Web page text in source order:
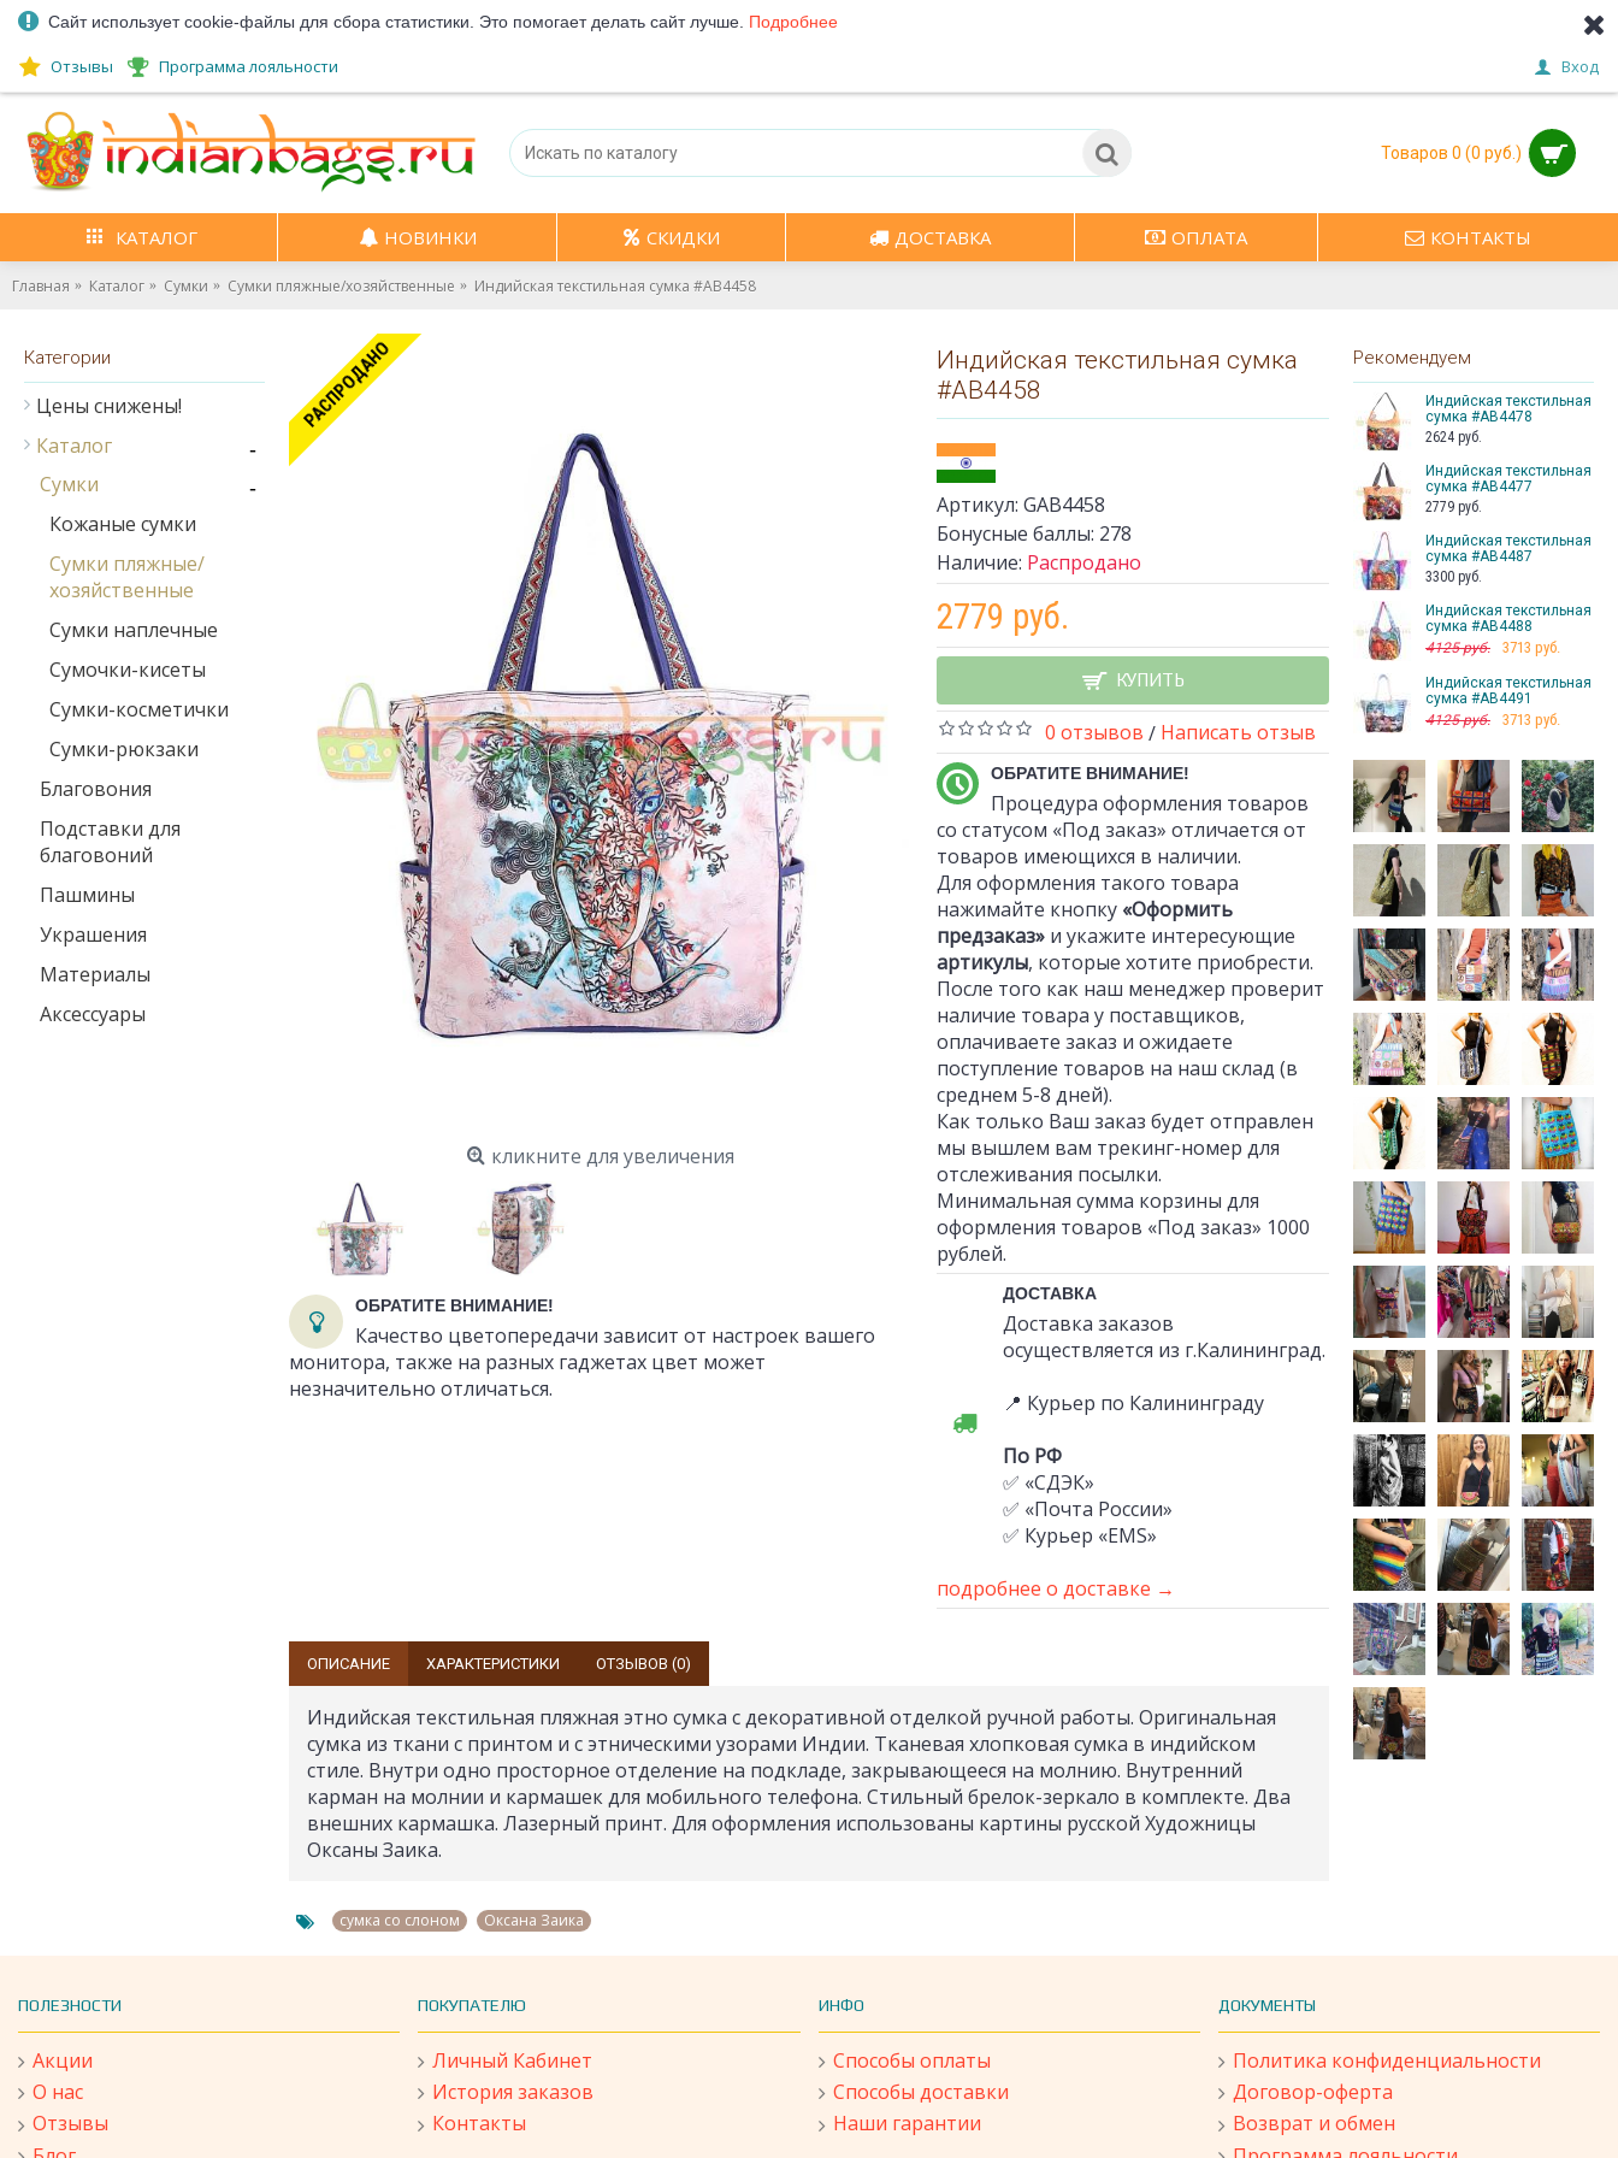
Сайт использует cookie-файлы для сбора статистики. Это помогает делать сайт лучше. Подробнее
Отзывы Программа лояльности Вход
Товаров 0 (0 руб.)
КАТАЛОГ НОВИНКИ СКИДКИ ДОСТАВКА ОПЛАТА КОНТАКТЫ
Главная Каталог Сумки Сумки пляжные/хозяйственные Индийская текстильная сумка #АВ4458
Категории
Цены снижены!
Каталог
-
Сумки -
Кожаные сумки
Сумки пляжные/
хозяйственные
Сумки наплечные
Сумочки-кисеты
Сумки-косметички
Сумки-рюкзаки
Благовония
Подставки для
благовоний
Пашмины
Украшения
Материалы
Аксессуары
Рекомендуем
Индийская текстильная
сумка #АВ4478
2624 руб.
Индийская текстильная
сумка #АВ4477
2779 руб.
Индийская текстильная
сумка #АВ4487
3300 руб.
Индийская текстильная
сумка #АВ4488
4125 руб.
3713 руб.
Индийская текстильная
сумка #АВ4491
4125 руб.
3713 руб.
РАСПРОДАНО
кликните для увеличения
ОБРАТИТЕ ВНИМАНИЕ!
Качество цветопередачи зависит от настроек вашего
монитора, также на разных гаджетах цвет может
незначительно отличаться.
Индийская текстильная сумка
#АВ4458
Артикул:GАВ4458
Бонусные баллы: 278
Наличие: Распродано
2779 руб.
КУПИТЬ
0 отзывов / Написать отзыв
ОБРАТИТЕ ВНИМАНИЕ!
Процедура оформления товаров
со статусом «Под заказ» отличается от
товаров имеющихся в наличии.
Для оформления такого товара
нажимайте кнопку «Оформить
предзаказ» и укажите интересующие
артикулы, которые хотите приобрести.
После того как наш менеджер проверит
наличие товара у поставщиков,
оплачиваете заказ и ожидаете
поступление товаров на наш склад (в
среднем 5-8 дней).
Как только Ваш заказ будет отправлен
мы вышлем вам трекинг-номер для
отслеживания посылки.
Минимальная сумма корзины для
оформления товаров «Под заказ» 1000
рублей.
ДОСТАВКА
Доставка заказов
осуществляется из г.Калининград.
📍 Курьер по Калининграду
По РФ
✅ «СДЭК»
✅ «Почта России»
✅ Курьер «EMS»
подробнее о доставке →
ОПИСАНИЕ ХАРАКТЕРИСТИКИ ОТЗЫВОВ (0)
Индийская текстильная пляжная этно сумка с декоративной отделкой ручной работы. Оригинальная
сумка из ткани с принтом и с этническими узорами Индии. Тканевая хлопковая сумка в индийском
стиле. Внутри одно просторное отделение на подкладе, закрывающееся на молнию. Внутренний
карман на молнии и кармашек для мобильного телефона. Стильный брелок-зеркало в комплекте. Два
внешних кармашка. Лазерный принт. Для оформления использованы картины русской Художницы
Оксаны Заика.
сумка со слоном Оксана Заика
ПОЛЕЗНОСТИ
Акции
О нас
Отзывы
ПОКУПАТЕЛЮ
Личный Кабинет
История заказов
Контакты
ИНФО
Способы оплаты
Способы доставки
Наши гарантии
ДОКУМЕНТЫ
Политика конфиденциальности
Договор-оферта
Возврат и обмен